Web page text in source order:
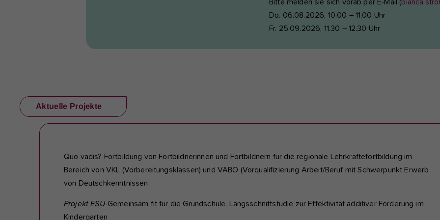
Bitte melden sie sich vorab per E-Mail (
Do. 06.08.2026, 10.00 – 11.00 Uhr
Fr. 25.09.2026, 11.30 – 12.30 Uhr
Aktuelle Projekte
Quo vadis? Fortbildung von Fortbildnerinnen und Fortbildnern für die regionale Lehrkräftefortbildung im
Bereich von VKL (Vorbereitungsklassen) und VABO (Vorqualifizierung Arbeit/Beruf mit Schwerpunkt Erwerb
von Deutschkenntnissen
Projekt ESU-Gemeinsam fit für die Grundschule. Längsschnittstudie zur Effektivität additiver Förderung im
Kindergarten